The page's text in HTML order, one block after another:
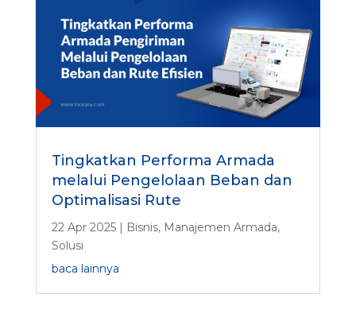
Tingkatkan Performa Armada
melalui Pengelolaan Beban dan
Optimalisasi Rute
22 Apr 2025| Bisnis, Manajemen Armada,
Solusi
baca lainnya